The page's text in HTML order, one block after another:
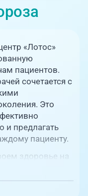
03
03
«Лотос»
пациентов.
сочетается с
Это
и предлагать
пациенту.
здоровье на
вашего